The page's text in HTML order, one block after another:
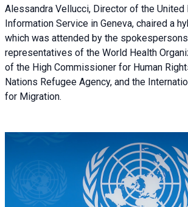
Alessandra Vellucci, Director of the United
Information Service in Geneva, chaired a
which was attended by the
representatives of the World Health
of the High Commissioner for Human
Nations Refugee Agency, and the
for Migration.